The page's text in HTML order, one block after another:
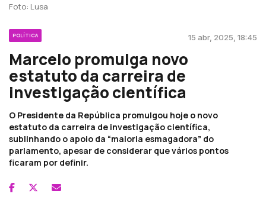
Foto: Lusa
POLÍTICA 15 abr, 2025, 18:45
Marcelo promulga novo
estatuto da carreira de
investigação científica
O Presidente da República promulgou hoje o novo
estatuto da carreira de investigação científica,
sublinhando o apoio da “maioria esmagadora” do
parlamento, apesar de considerar que vários pontos
ficaram por definir.